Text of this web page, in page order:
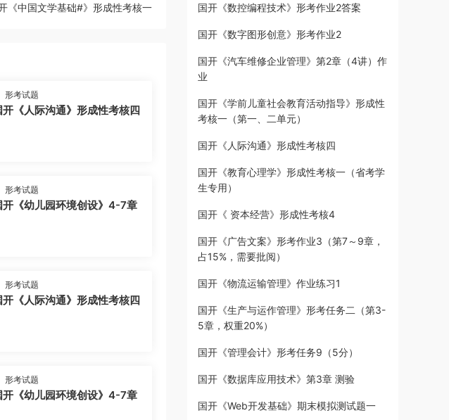
《中国文学基础#》形成性考核一
形考试题
开《人际沟通》形成性考核四
形考试题
开《幼儿园环境创设》4-7章
形考试题
开《人际沟通》形成性考核四
形考试题
开《幼儿园环境创设》4-7章
国开《数控编程技术》形考作业2答案
国开《数字图形创意》形考作业2
国开《汽车维修企业管理》第2章（4讲）作
业
国开《学前儿童社会教育活动指导》形成性
考核一（第一、二单元）
国开《人际沟通》形成性考核四
国开《教育心理学》形成性考核一（省考学
生专用）
国开《 资本经营》形成性考核4
国开《广告文案》形考作业3（第7～9章，
占15%，需要批阅）
国开《物流运输管理》作业练习1
国开《生产与运作管理》形考任务二（第3-
5章，权重20%）
国开《管理会计》形考任务9（5分）
国开《数据库应用技术》第3章 测验
国开《Web开发基础》期末模拟测试题一